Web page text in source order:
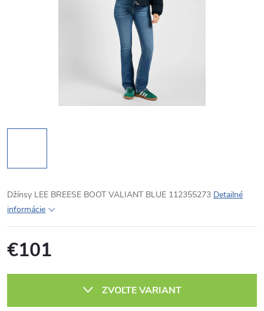
Džínsy LEE BREESE BOOT VALIANT BLUE 112355273 Detailné
informácie
€101
ZVOĽTE VARIANT